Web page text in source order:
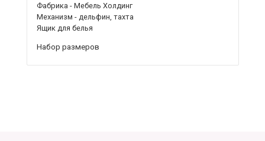
Фабрика - Мебель Холдинг
Механизм - дельфин, тахта
Ящик для белья
Набор размеров